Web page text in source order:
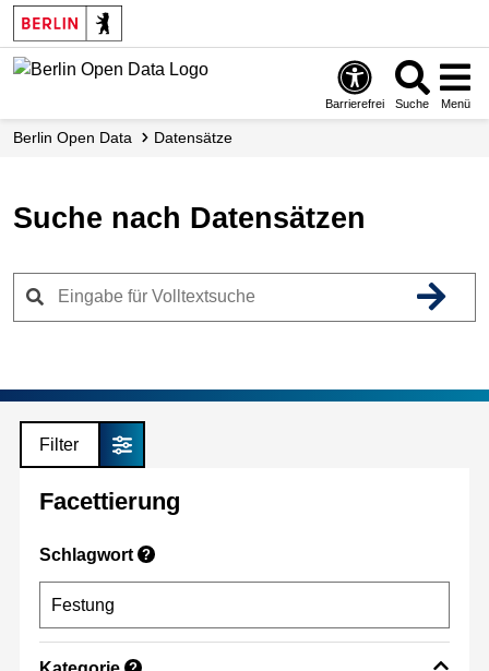
Skip
to
main
Barrierefrei Suche Menü
Berlin Open Data Datensätze
Suche nach Datensätzen
Filter
Facettierung
Schlagwort ?